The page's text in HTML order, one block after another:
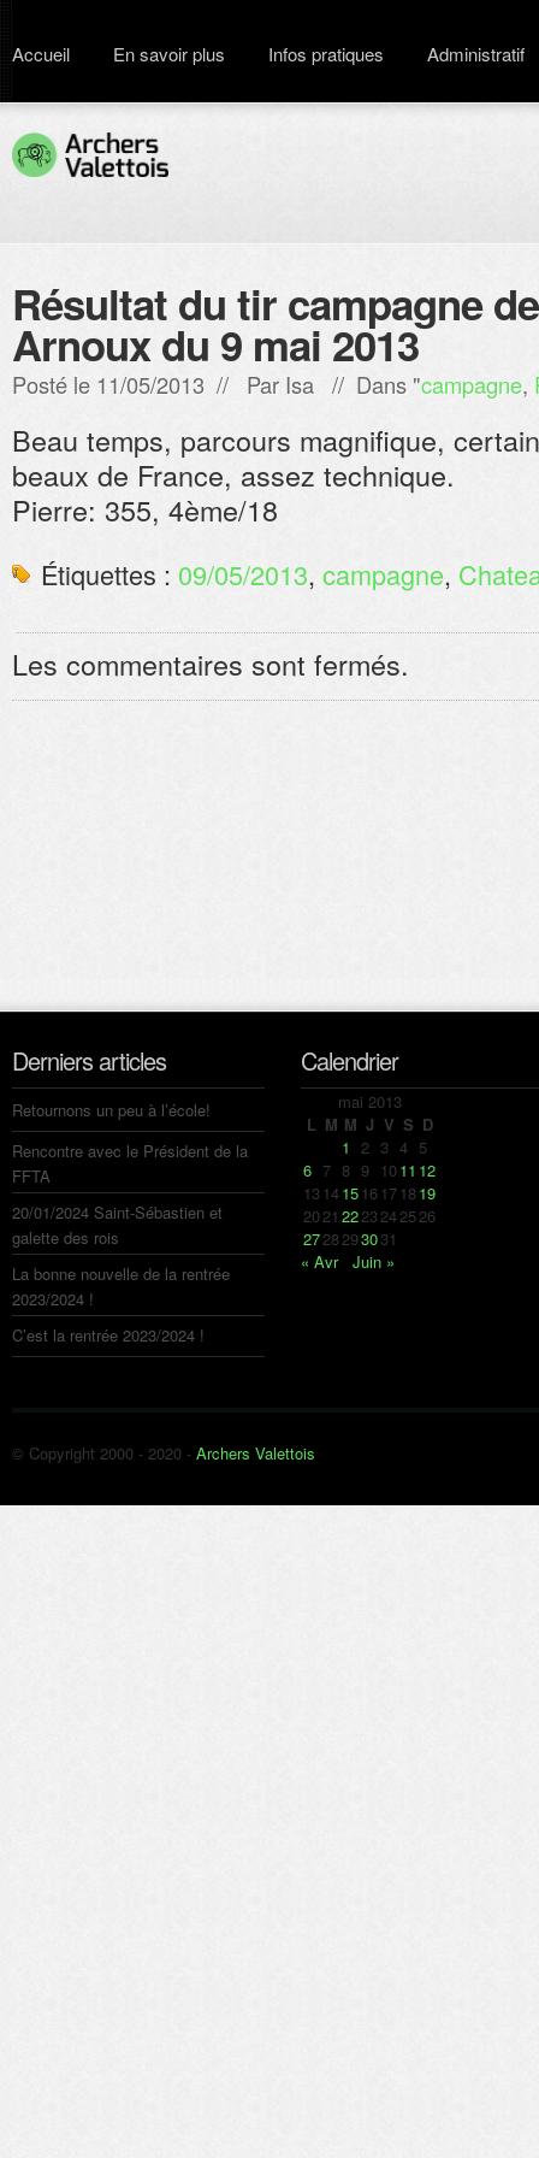
Accueil En savoir plus Infos pratiques Administratif
Résultat du tir campagne
Arnoux du 9 mai 2013
Posté le 11/05/2013 // Par Isa // Dans "campagne,
Beau temps, parcours magnifique,
beaux de France, assez technique.
Pierre: 355, 4ème/18
Étiquettes : 09/05/2013, campagne,
Les commentaires sont fermés.
Derniers articles
Retournons un peu à l’école!
Rencontre avec le Président de la
FFTA
20/01/2024 Saint-Sébastien et
galette des rois
La bonne nouvelle de la rentrée
2023/2024 !
C’est la rentrée 2023/2024 !
Calendrier
mai 2013
L M M J V S D
1 2 3 4 5
6 7 8 9 1011 12
13 1415 16 17 1819
2021 2223242526
2728293031
« Avr
Juin »
© Copyright 2000 - 2020 - Archers Valettois